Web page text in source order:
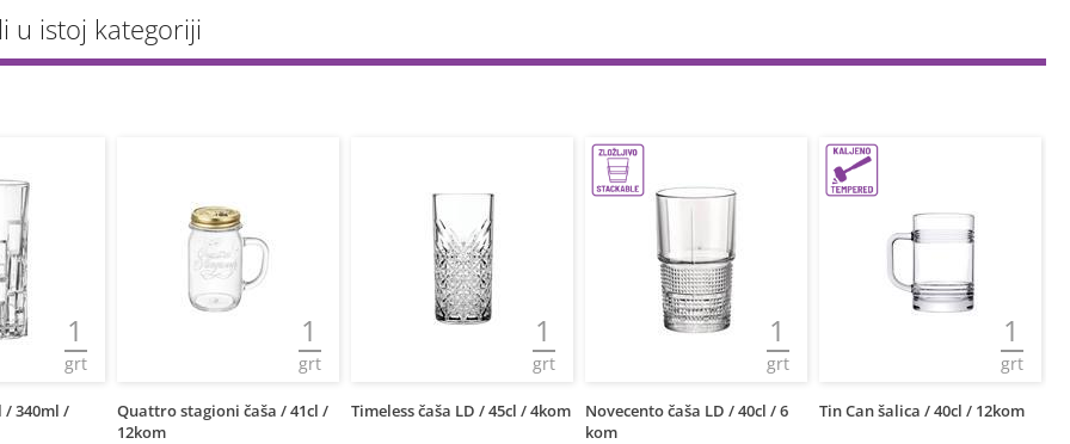
u istoj kategoriji
1
grt
/ 340ml /
1
grt
Quattro stagioni čaša / 41cl /
12kom
1
grt
Timeless čaša LD / 45cl / 4kom
1
grt
Novecento čaša LD / 40cl / 6
kom
1
grt
Tin Can šalica / 40cl / 12kom